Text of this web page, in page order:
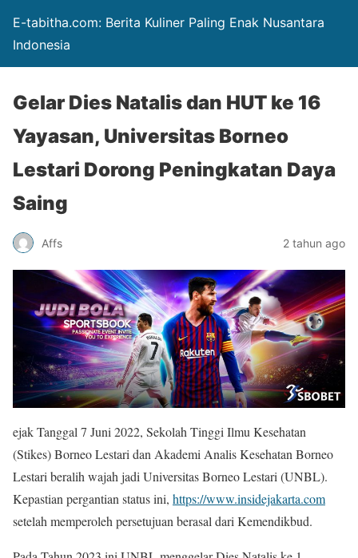
E-tabitha.com: Berita Kuliner Paling Enak Nusantara
Indonesia
Gelar Dies Natalis dan HUT ke 16
Yayasan, Universitas Borneo
Lestari Dorong Peningkatan Daya
Saing
Affs 2 tahun ago
ejak Tanggal 7 Juni 2022, Sekolah Tinggi Ilmu Kesehatan
(Stikes) Borneo Lestari dan Akademi Analis Kesehatan Borneo
Lestari beralih wajah jadi Universitas Borneo Lestari (UNBL).
Kepastian pergantian status ini, https://www.insidejakarta.com
setelah memperoleh persetujuan berasal dari Kemendikbud.